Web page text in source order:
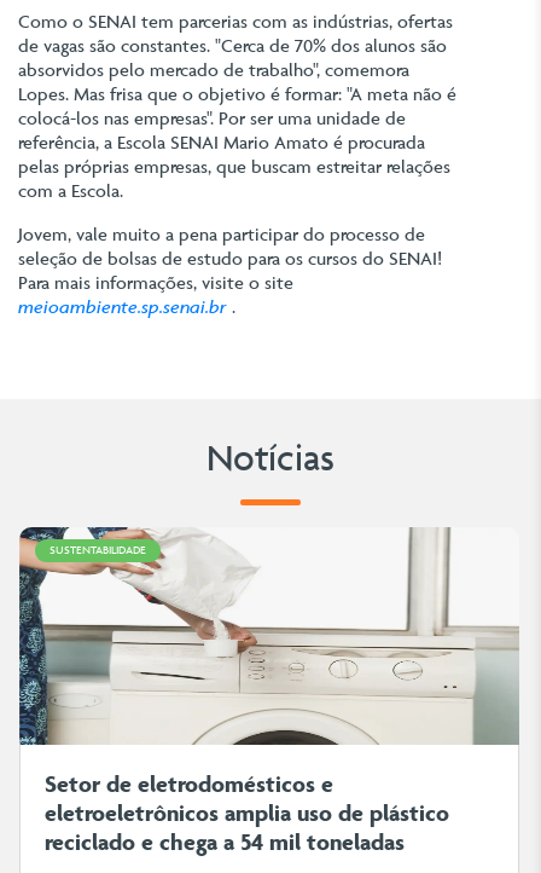
Como o SENAI tem parcerias com as indústrias, ofertas
de vagas são constantes. "Cerca de 70% dos alunos são
absorvidos pelo mercado de trabalho", comemora
Lopes. Mas frisa que o objetivo é formar: "A meta não é
colocá-los nas empresas". Por ser uma unidade de
referência, a Escola SENAI Mario Amato é procurada
pelas próprias empresas, que buscam estreitar relações
com a Escola.
Jovem, vale muito a pena participar do processo de
seleção de bolsas de estudo para os cursos do SENAI!
Para mais informações, visite o site
meioambiente.sp.senai.br .
Notícias
SUSTENTABILIDADE
Setor de eletrodomésticos e
eletroeletrônicos amplia uso de plástico
reciclado e chega a 54 mil toneladas